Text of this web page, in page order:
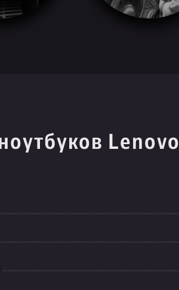
Lenovo